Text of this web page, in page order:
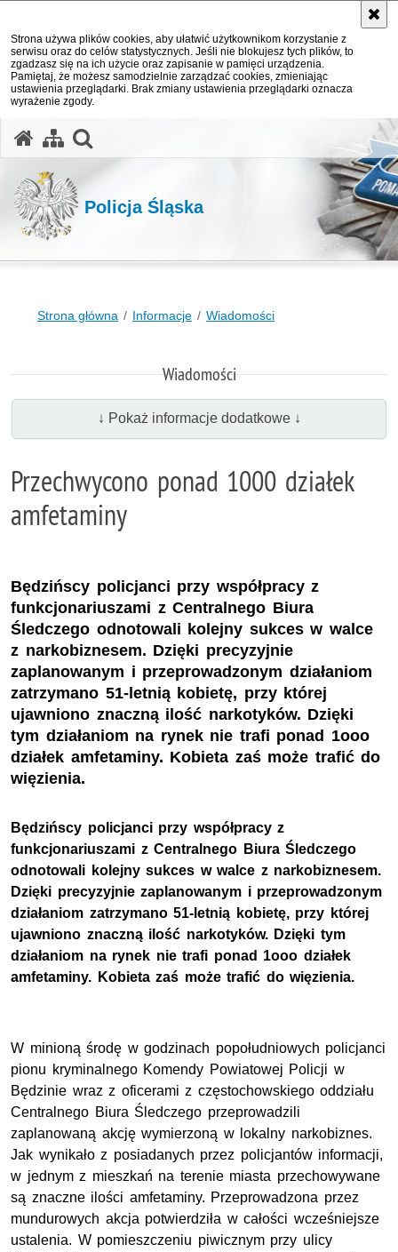
Strona używa plików cookies, aby ułatwić użytkownikom korzystanie z
serwisu oraz do celów statystycznych. Jeśli nie blokujesz tych plików, to
zgadzasz się na ich użycie oraz zapisanie w pamięci urządzenia.
Pamiętaj, że możesz samodzielnie zarządzać cookies, zmieniając
ustawienia przeglądarki. Brak zmiany ustawienia przeglądarki oznacza
wyrażenie zgody.
Policja Śląska
Strona główna Informacje Wiadomości
Wiadomości
↓ Pokaż informacje dodatkowe ↓
Przechwycono ponad 1000 działek
amfetaminy
Będzińscy policjanci przy współpracy z
funkcjonariuszami z Centralnego Biura
Śledczego odnotowali kolejny sukces w walce
z narkobiznesem. Dzięki precyzyjnie
zaplanowanym i przeprowadzonym działaniom
zatrzymano 51-letnią kobietę, przy której
ujawniono znaczną ilość narkotyków. Dzięki
tym działaniom na rynek nie trafi ponad 1ooo
działek amfetaminy. Kobieta zaś może trafić do
więzienia.
Będzińscy policjanci przy współpracy z
funkcjonariuszami z Centralnego Biura Śledczego
odnotowali kolejny sukces w walce z narkobiznesem.
Dzięki precyzyjnie zaplanowanym i przeprowadzonym
działaniom zatrzymano 51-letnią kobietę, przy której
ujawniono znaczną ilość narkotyków. Dzięki tym
działaniom na rynek nie trafi ponad 1ooo działek
amfetaminy. Kobieta zaś może trafić do więzienia.
W minioną środę w godzinach popołudniowych policjanci
pionu kryminalnego Komendy Powiatowej Policji w
Będzinie wraz z oficerami z częstochowskiego oddziału
Centralnego Biura Śledczego przeprowadzili
zaplanowaną akcję wymierzoną w lokalny narkobiznes.
Jak wynikało z posiadanych przez policjantów informacji,
w jednym z mieszkań na terenie miasta przechowywane
są znaczne ilości amfetaminy. Przeprowadzona przez
mundurowych akcja potwierdziła w całości wcześniejsze
ustalenia. W pomieszczeniu piwicznym przy ulicy